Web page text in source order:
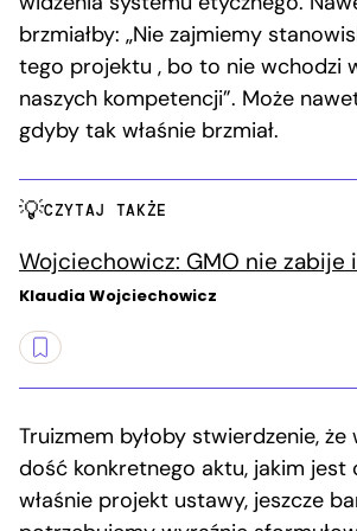
brzmiałby: „Nie zajmiemy
tego projektu , bo to nie wchodzi
naszych kompetencji”. Może
gdyby tak właśnie brzmiał.
CZYTAJ TAKŻE
Wojciechowicz: GMO nie zabije
Klaudia Wojciechowicz
Truizmem byłoby stwierdzenie,
dość konkretnego aktu, jakim jest
właśnie projekt ustawy, jeszcze